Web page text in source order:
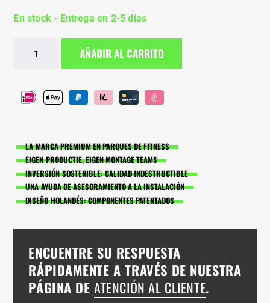
En stock - Entrega en 2-5 días
ligera
de
AÑADIR AL CARRITO
LA MARCA PREMIUM EN PARQUES DE FITNESS
EIGEN PRODUCTIE, EIGEN MONTAGE TEAMS
INVERSIÓN SOSTENIBLE: CALIDAD INDESTRUCTIBLE
UNA AYUDA DE ASESORAMIENTO A LA INSTALACIÓN
DISEÑO HOLANDÉS: COMPONENTES PATENTADOS
ENCUENTRE SU RESPUESTA
RÁPIDAMENTE A TRAVÉS DE NUESTRA
PÁGINA DEATENCIÓN AL CLIENTE.